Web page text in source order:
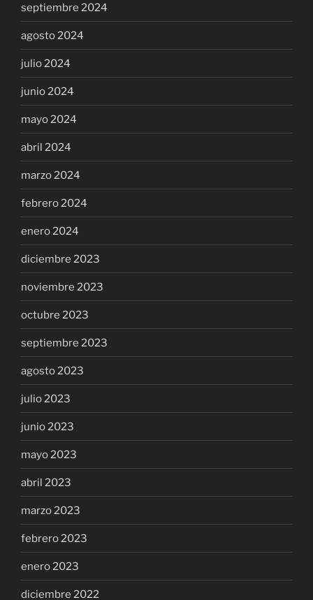
septiembre 2024
agosto 2024
julio 2024
junio 2024
mayo 2024
abril 2024
marzo 2024
febrero 2024
enero 2024
diciembre 2023
noviembre 2023
octubre 2023
septiembre 2023
agosto 2023
julio 2023
junio 2023
mayo 2023
abril 2023
marzo 2023
febrero 2023
enero 2023
diciembre 2022